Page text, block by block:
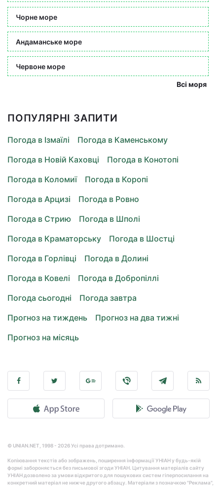
Чорне море
Андаманське море
Червоне море
Всі моря
ПОПУЛЯРНІ ЗАПИТИ
Погода в Ізмаїлі
Погода в Каменському
Погода в Новій Каховці
Погода в Конотопі
Погода в Коломиї
Погода в Коропі
Погода в Арцизі
Погода в Ровно
Погода в Стрию
Погода в Шполі
Погода в Краматорську
Погода в Шостці
Погода в Горлівці
Погода в Долині
Погода в Ковелі
Погода в Добропіллі
Погода сьогодні
Погода завтра
Прогноз на тиждень
Прогноз на два тижні
Прогноз на місяць
© UNIAN.NET, 1998 - 2026 Усі права дотримано.
Копіювання текстів або зображень, поширення інформації УНІАН у будь-якій
формі забороняється без письмової згоди УНІАН. Цитування матеріалів сайту
УНІАН дозволено за умови відкритого для пошукових систем гіперпосилання на
конкретний матеріал не нижче другого абзацу. Матеріали з позначкою "Реклама",